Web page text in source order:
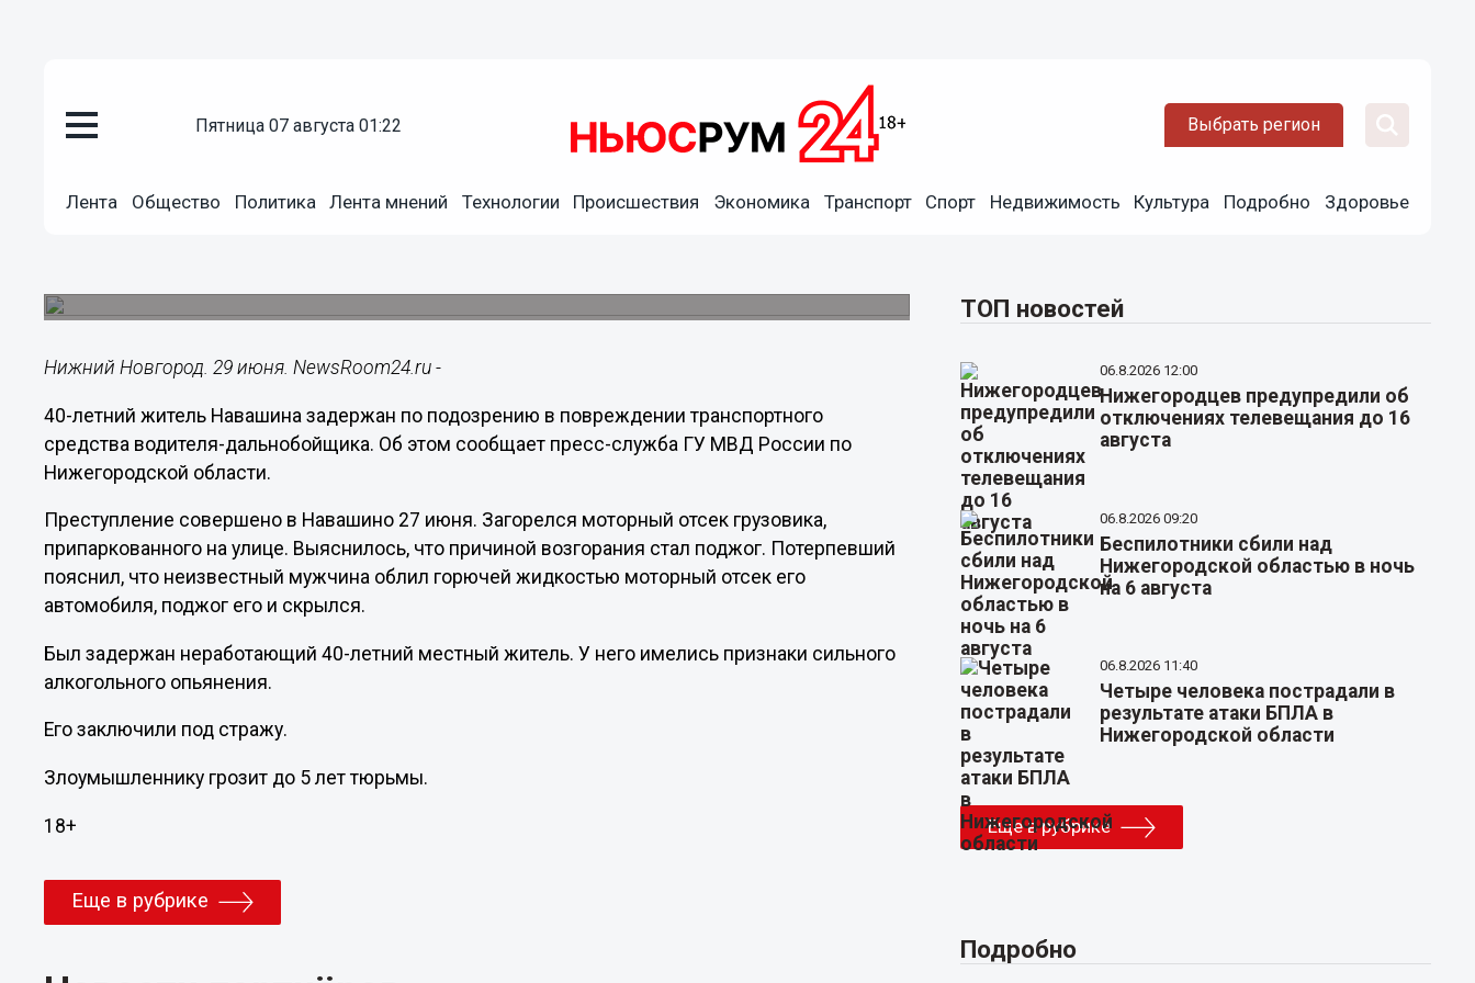
пятница 07 августа 01:22 Выбрать регион
Лента Общество Политика Лента мнений Технологии Происшествия Экономика Транспорт Спорт Недвижимость Культура Подробно Здоровье
Поджигателя автомобиля задержали в Нижегородской
Нижний Новгород. 29 июня. NewsRoom24.ru -
40-летний житель Навашина задержан по подозрению в повреждении транспортного
средства водителя-дальнобойщика. Об этом сообщает пресс-служба ГУ МВД России по
Нижегородской области.
Преступление совершено в Навашино 27 июня. Загорелся моторный отсек грузовика,
припаркованного на улице. Выяснилось, что причиной возгорания стал поджог. Потерпевший
пояснил, что неизвестный мужчина облил горючей жидкостью моторный отсек его
автомобиля, поджог его и скрылся.
Был задержан неработающий 40-летний местный житель. У него имелись признаки сильного
алкогольного опьянения.
Его заключили под стражу.
Злоумышленнику грозит до 5 лет тюрьмы.
18+
Еще в рубрике
ТОП новостей
06.8.2026 12:00
Нижегородцев предупредили об
отключениях телевещания до 16
августа
06.8.2026 09:20
Беспилотники сбили над
Нижегородской областью в ночь
на 6 августа
06.8.2026 11:40
Четыре человека пострадали в
результате атаки БПЛА в
Нижегородской области
Еще в рубрике
Подробно